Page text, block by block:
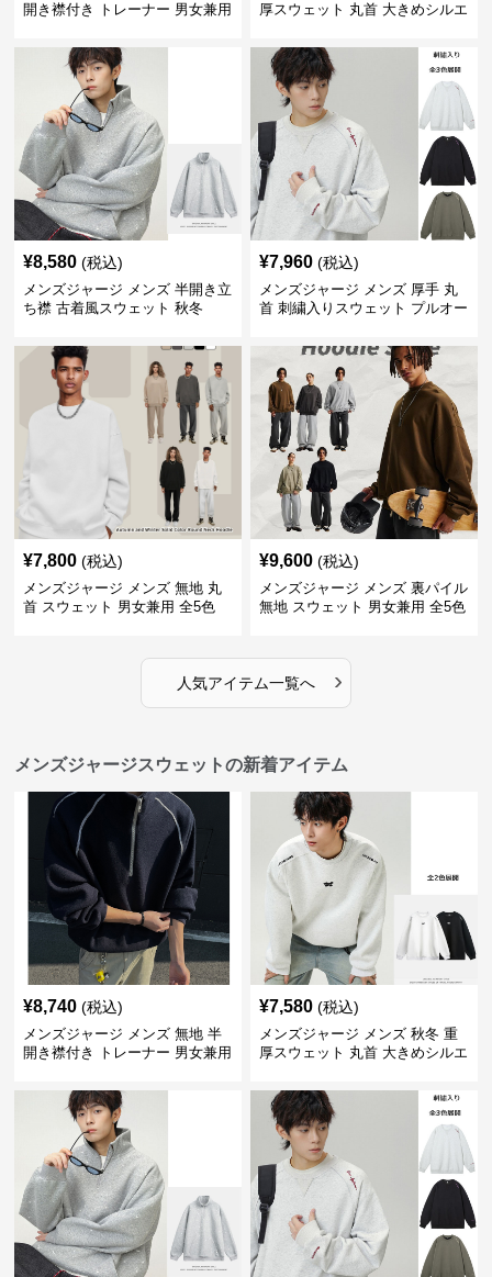
開き襟付き トレーナー 男女兼用
厚スウェット 丸首 大きめシルエ
¥8,580 (税込)
メンズジャージ メンズ 半開き立
ち襟 古着風スウェット 秋冬
¥7,960 (税込)
メンズジャージ メンズ 厚手 丸
首 刺繍入りスウェット プルオー
¥7,800 (税込)
メンズジャージ メンズ 無地 丸
首 スウェット 男女兼用 全5色
¥9,600 (税込)
メンズジャージ メンズ 裏パイル
無地 スウェット 男女兼用 全5色
人気アイテム一覧へ ›
メンズジャージスウェットの新着アイテム
¥8,740 (税込)
メンズジャージ メンズ 無地 半
開き襟付き トレーナー 男女兼用
¥7,580 (税込)
メンズジャージ メンズ 秋冬 重
厚スウェット 丸首 大きめシルエ